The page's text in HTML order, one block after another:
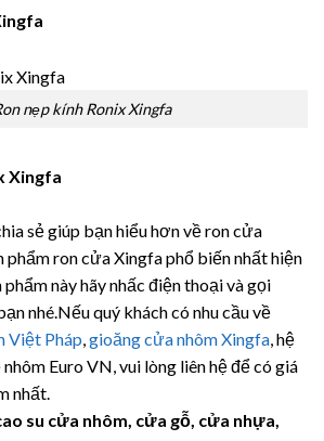
nẹp kính Ronix Xingfa
Xingfa
sẻ giúp bạn hiểu hơn về ron cửa
phẩm ron cửa Xingfa phổ biến nhất hiện
phẩm này hãy nhấc điện thoại và gọi
nhé.Nếu quý khách có nhu cầu về
Việt Pháp gioăng cửa nhôm Xingfa , hệ
Euro VN, vui lòng liên hệ để có giá
nhất.
su cửa nhôm, cửa gỗ, cửa nhựa,